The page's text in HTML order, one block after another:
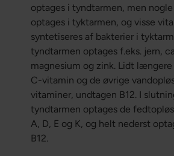
optages i tyndtarmen, men
optages i tyktarmen, og visse
syntetiseres af bakterier i
tyndtarmen optages f.eks. jern,
magnesium og zink. Lidt
C-vitamin og de øvrige
vitaminer, undtagen B12. I
tyndtarmen optages de
A, D, E og K, og helt nederst
B12.